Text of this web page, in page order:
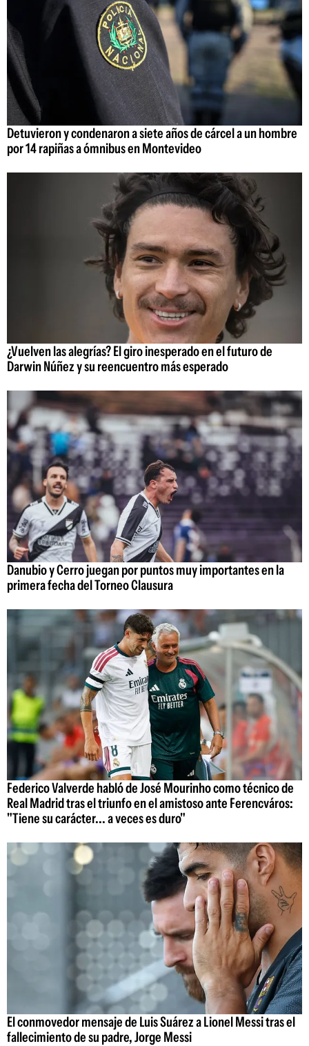
Detuvieron y condenaron a siete años de cárcel a un hombre
por 14 rapiñas a ómnibus en Montevideo
¿Vuelven las alegrías? El giro inesperado en el futuro de
Darwin Núñez y su reencuentro más esperado
Danubio y Cerro juegan por puntos muy importantes en la
primera fecha del Torneo Clausura
Federico Valverde habló de José Mourinho como técnico de
Real Madrid tras el triunfo en el amistoso ante Ferencváros:
"Tiene su carácter... a veces es duro"
El conmovedor mensaje de Luis Suárez a Lionel Messi tras el
fallecimiento de su padre, Jorge Messi